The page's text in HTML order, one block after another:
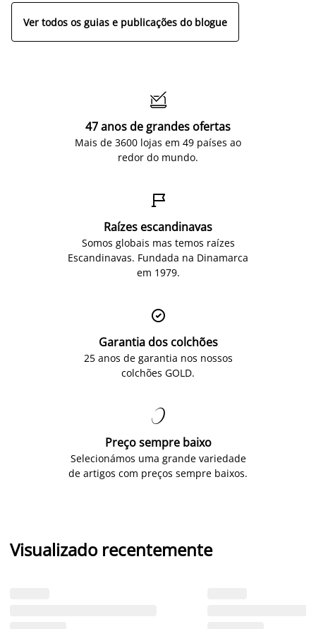
Ver todos os guias e publicações do blogue

47 anos de grandes ofertas
Mais de 3600 lojas em 49 países ao
redor do mundo.

Raízes escandinavas
Somos globais mas temos raízes
Escandinavas. Fundada na Dinamarca
em 1979.

Garantia dos colchões
25 anos de garantia nos nossos
colchões GOLD.

Preço sempre baixo
Selecionámos uma grande variedade
de artigos com preços sempre baixos.
Visualizado recentemente